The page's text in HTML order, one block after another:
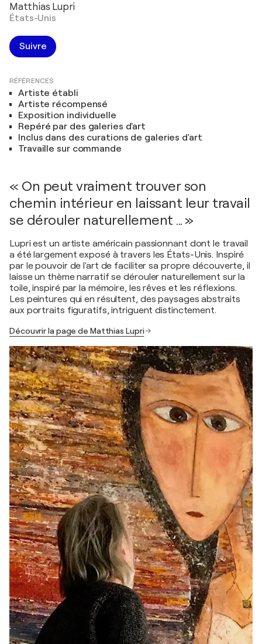
Matthias Lupri
États-Unis
Suivre
RÉFÉRENCES
Artiste établi
Artiste récompensé
Exposition individuelle
Repéré par des galeries d'art
Inclus dans des curations de galeries d'art
Travaille sur commande
« On peut vraiment trouver son
chemin intérieur en laissant leur travail
se dérouler naturellement ... »
Lupri est un artiste américain passionnant dont le travail
a été largement exposé à travers les États-Unis. Inspiré
par le pouvoir de l'art de faciliter sa propre découverte, il
laisse un thème narratif se dérouler naturellement sur la
toile, inspiré par la mémoire, les rêves et les réflexions.
Les peintures qui en résultent, des paysages abstraits
aux portraits figuratifs, intriguent distinctement.
Découvrir la page de Matthias Lupri